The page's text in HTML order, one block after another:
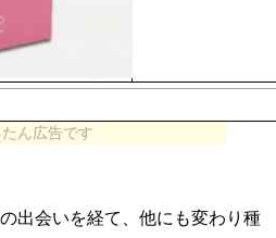
ん広告です
出会いを経て、他にも変わり種